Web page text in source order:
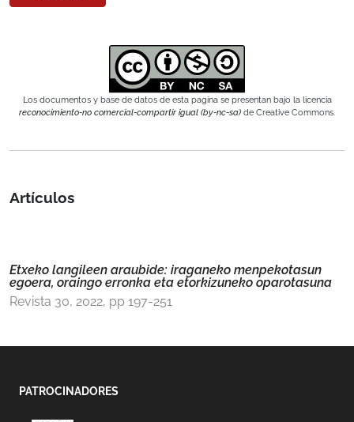
Los documentos y base de datos de esta pagina se presentan bajo la licencia
reconocimiento-no comercial-compartir igual (by-nc-sa) de Creative Commons.
Artículos
Etxeko langileen araubide: iraganeko menpekotasun
egoera, oraingo erronka eta etorkizuneko oparotasuna
Revista 30, 2022, pp 197-251
PATROCINADORES